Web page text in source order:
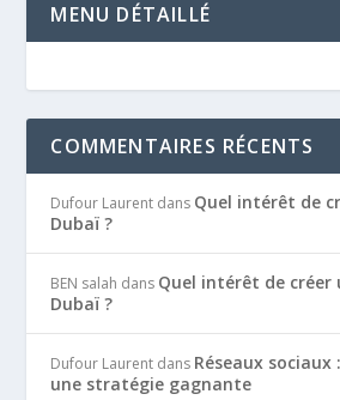
MENU DÉTAILLÉ
COMMENTAIRES RÉCENTS
Dufour Laurent dans Quel intérêt de
Dubaï ?
BEN salah dans Quel intérêt de créer
Dubaï ?
Dufour Laurent dans Réseaux
une stratégie gagnante